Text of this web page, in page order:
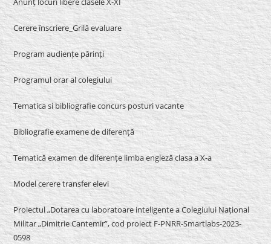
Cerere înscriere_Grilă evaluare
Program audiențe părinți
Programul orar al colegiului
Tematica si bibliografie concurs posturi vacante
Bibliografie examene de diferență
Tematică examen de diferențe limba engleză clasa a X-a
Model cerere transfer elevi
Proiectul „Dotarea cu laboratoare inteligente a Colegiului Național
Militar „Dimitrie Cantemir”, cod proiect F-PNRR-Smartlabs-2023-
0598